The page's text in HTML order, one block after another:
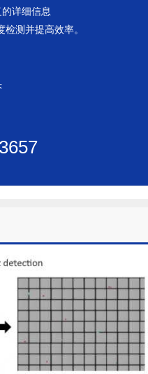
详细信息
测并提高效率。